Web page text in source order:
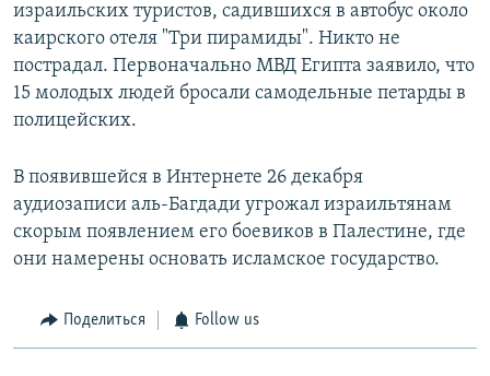
израильских туристов, садившихся в автобус около
каирского отеля "Три пирамиды". Никто не
пострадал. Первоначально МВД Египта заявило, что
15 молодых людей бросали самодельные петарды в
полицейских.
В появившейся в Интернете 26 декабря
аудиозаписи аль-Багдади угрожал израильтянам
скорым появлением его боевиков в Палестине, где
они намерены основать исламское государство.
Поделиться Follow us